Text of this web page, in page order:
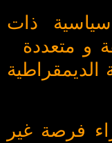
ذات
و متعددة
فرصة غير